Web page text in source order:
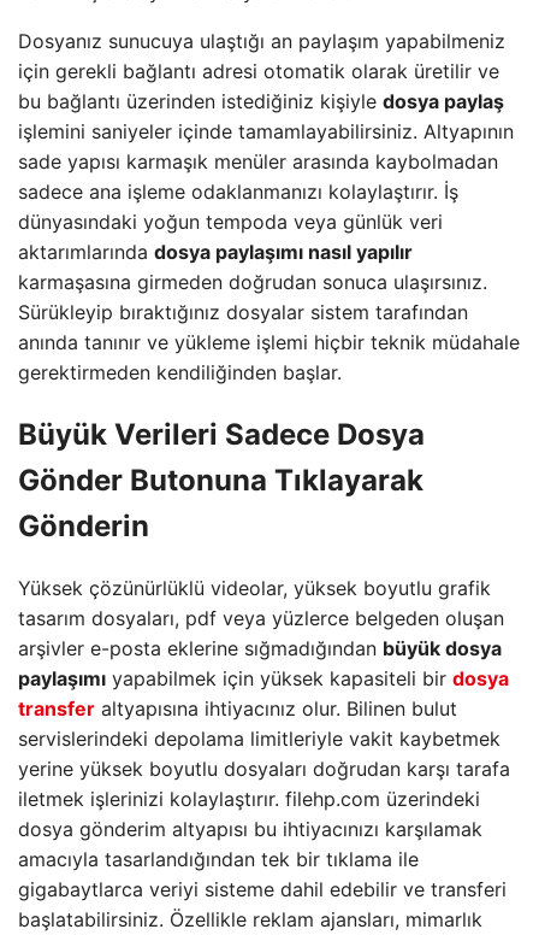
Dosyanız sunucuya ulaştığı an paylaşım yapabilmeniz
için gerekli bağlantı adresi otomatik olarak üretilir ve
bu bağlantı üzerinden istediğiniz kişiyle dosya paylaş
işlemini saniyeler içinde tamamlayabilirsiniz. Altyapının
sade yapısı karmaşık menüler arasında kaybolmadan
sadece ana işleme odaklanmanızı kolaylaştırır. İş
dünyasındaki yoğun tempoda veya günlük veri
aktarımlarında dosya paylaşımı nasıl yapılır
karmaşasına girmeden doğrudan sonuca ulaşırsınız.
Sürükleyip bıraktığınız dosyalar sistem tarafından
anında tanınır ve yükleme işlemi hiçbir teknik müdahale
gerektirmeden kendiliğinden başlar.
Büyük Verileri Sadece Dosya
Gönder Butonuna Tıklayarak
Gönderin
Yüksek çözünürlüklü videolar, yüksek boyutlu grafik
tasarım dosyaları, pdf veya yüzlerce belgeden oluşan
arşivler e-posta eklerine sığmadığından büyük dosya
paylaşımı yapabilmek için yüksek kapasiteli bir dosya
transfer altyapısına ihtiyacınız olur. Bilinen bulut
servislerindeki depolama limitleriyle vakit kaybetmek
yerine yüksek boyutlu dosyaları doğrudan karşı tarafa
iletmek işlerinizi kolaylaştırır. filehp.com üzerindeki
dosya gönderim altyapısı bu ihtiyacınızı karşılamak
amacıyla tasarlandığından tek bir tıklama ile
gigabaytlarca veriyi sisteme dahil edebilir ve transferi
başlatabilirsiniz. Özellikle reklam ajansları, mimarlık